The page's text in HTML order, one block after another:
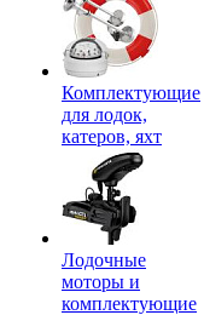
Комплектующие
для лодок,
катеров, яхт
Лодочные
моторы и
комплектующие